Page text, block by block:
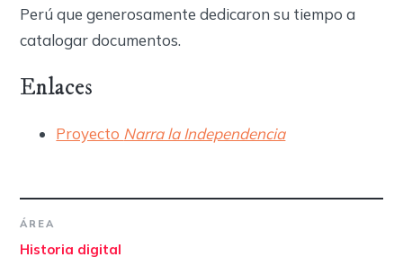
Perú que generosamente dedicaron su tiempo a
catalogar documentos.
Enlaces
Proyecto Narra la Independencia
ÁREA
Historia digital